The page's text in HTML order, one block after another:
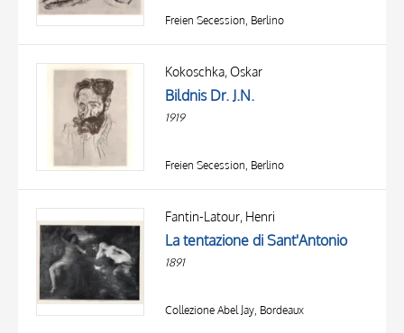
Freien Secession, Berlino
Kokoschka, Oskar
Bildnis Dr. J.N.
1919
Freien Secession, Berlino
Fantin-Latour, Henri
La tentazione di Sant'Antonio
1891
Collezione Abel Jay, Bordeaux
TITOLO
AUTORE
OGGETTO